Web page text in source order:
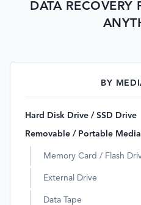
DATA RECOVERY
BY
Hard Disk Drive / SSD Drive
Removable / Portable Media
Memory Card / Flash
External Drive
Data Tape